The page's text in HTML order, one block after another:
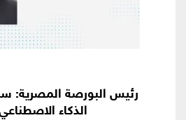
رئيس البورصة المصرية:
الذكاء